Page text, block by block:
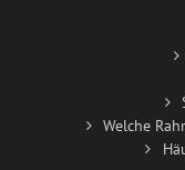
Welche